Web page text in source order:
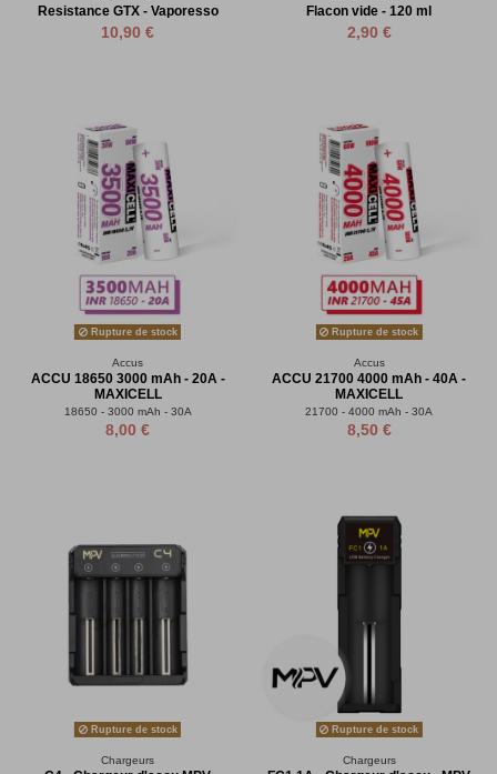
Resistance GTX - Vaporesso
10,90 €
Flacon vide - 120 ml
2,90 €
Rupture de stock
Accus
ACCU 18650 3000 mAh - 20A -
MAXICELL
18650 - 3000 mAh - 30A
8,00 €
Rupture de stock
Accus
ACCU 21700 4000 mAh - 40A -
MAXICELL
21700 - 4000 mAh - 30A
8,50 €
Rupture de stock
Chargeurs
Rupture de stock
Chargeurs